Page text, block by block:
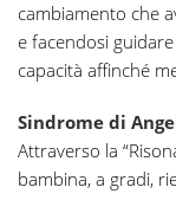
cambiamento che
e facendosi
capacità affinché
Sindrome di
Attraverso la
bambina, a gradi,